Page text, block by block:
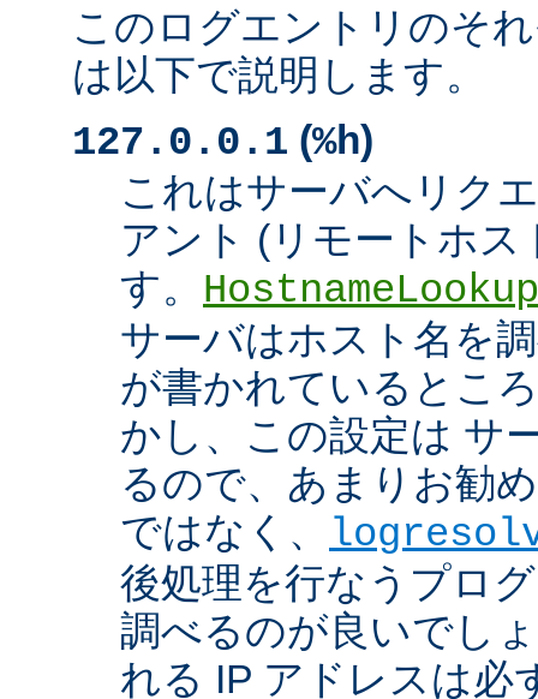
このログエントリのそ
は以下で説明します。
127.0.0.1 (%h)
これはサーバへリク
アント (リモートホ
す。
サーバはホスト名を
が書かれているとこ
かし、この設定は サ
るので、あまりお勧
ではなく、
後処理を行なうプロ
調べるのが良いでし
れる IP アドレスは必